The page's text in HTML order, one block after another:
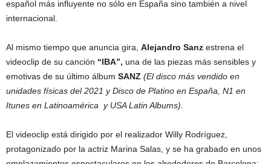
español más influyente no sólo en España sino también a nivel
internacional.
Al mismo tiempo que anuncia gira, Alejandro Sanz estrena el
videoclip de su canción “IBA”, una de las piezas más sensibles y
emotivas de su último álbum SANZ (El disco más vendido en
unidades físicas del 2021 y Disco de Platino en España, N1 en
Itunes en Latinoamérica y USA Latin Albums).
El videoclip está dirigido por el realizador Willy Rodríguez,
protagonizado por la actriz Marina Salas, y se ha grabado en unos